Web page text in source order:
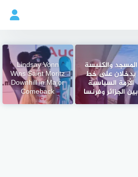
المسجد والكنيسة
يدخلان على خط
الأزمة السياسية
بين الجزائر وفرنسا
Lindsay Vonn
Wins Saint Moritz
Downhill in Major
Comeback